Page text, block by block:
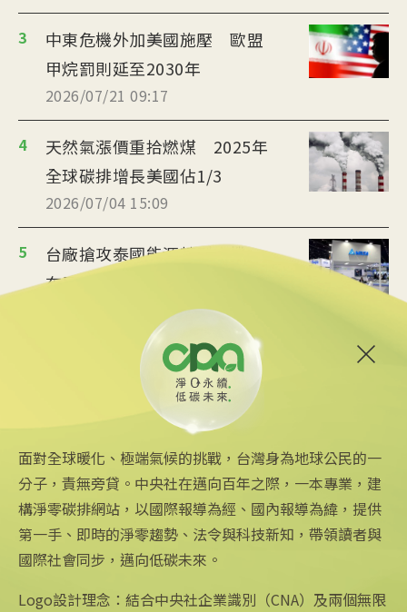
3
中東危機外加美國施壓 歐盟
甲烷罰則延至2030年
2026/07/21 09:17
4
天然氣漲價重拾燃煤 2025年
全球碳排增長美國佔1/3
2026/07/04 15:09
5
台廠搶攻泰國能源轉型商機
布局充電樁、微電網
美政府宣布提供175億美元貸
款 強化核能供應鏈
2026/06/25 09:25
中央社網站
中央通訊社
關注更多
友善連結
公司簡介
面對全球暖化、極端氣候的挑戰，台灣身為地球公民的一
分子，責無旁貸。中央社在邁向百年之際，一本專業，建
構淨零碳排網站，以國際報導為經、國內報導為緯，提供
第一手、即時的淨零趨勢、法令與科技新知，帶領讀者與
國際社會同步，邁向低碳未來。
Logo設計理念：結合中央社企業識別（CNA）及兩個無限